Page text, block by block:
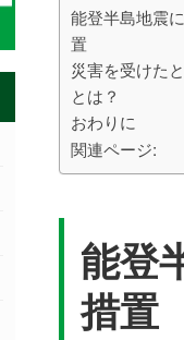
能登半島地震
置
災害を受けた
とは？
おわりに
関連ページ:
能登
措置